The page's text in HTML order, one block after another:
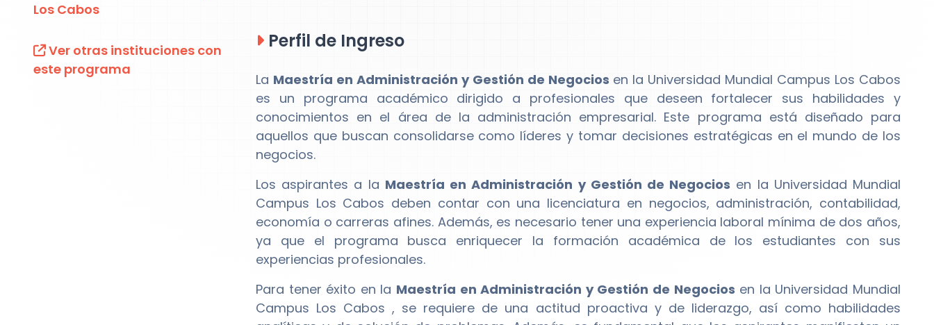
Los Cabos
Ver otras instituciones con
este programa
Perfil de Ingreso
La Maestría en Administración y Gestión de Negocios en la Universidad Mundial Campus Los Cabos
es un programa académico dirigido a profesionales que deseen fortalecer sus habilidades y
conocimientos en el área de la administración empresarial. Este programa está diseñado para
aquellos que buscan consolidarse como líderes y tomar decisiones estratégicas en el mundo de los
negocios.
Los aspirantes a la Maestría en Administración y Gestión de Negocios en la Universidad Mundial
Campus Los Cabos deben contar con una licenciatura en negocios, administración, contabilidad,
economía o carreras afines. Además, es necesario tener una experiencia laboral mínima de dos años,
ya que el programa busca enriquecer la formación académica de los estudiantes con sus
experiencias profesionales.
Para tener éxito en la Maestría en Administración y Gestión de Negocios en la Universidad Mundial
Campus Los Cabos , se requiere de una actitud proactiva y de liderazgo, así como habilidades